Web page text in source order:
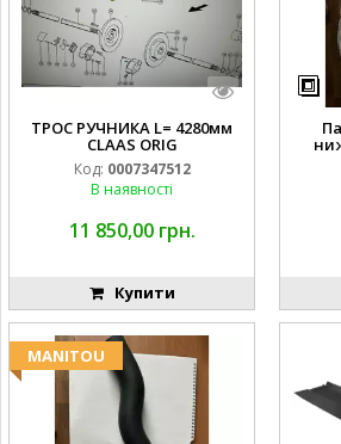
ТРОС РУЧНИКА L= 4280мм
CLAAS ORIG
Код: 0007347512
В наявності
11 850,00 грн.
Купити
MANITOU